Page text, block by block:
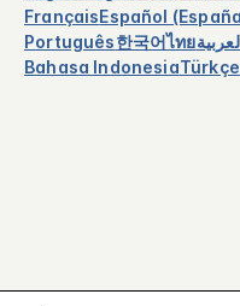
FrançaisEspañol
Português한국어ไทย
Bahasa IndonesiaTürkçe